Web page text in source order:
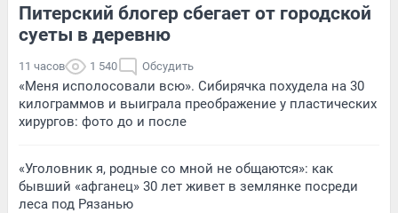
Питерский блогер сбегает от городской
суеты в деревню
11 часов 1 540 Обсудить
«Меня исполосовали всю». Сибирячка похудела на 30
килограммов и выиграла преображение у пластических
хирургов: фото до и после
«Уголовник я, родные со мной не общаются»: как
бывший «афганец» 30 лет живет в землянке посреди
леса под Рязанью